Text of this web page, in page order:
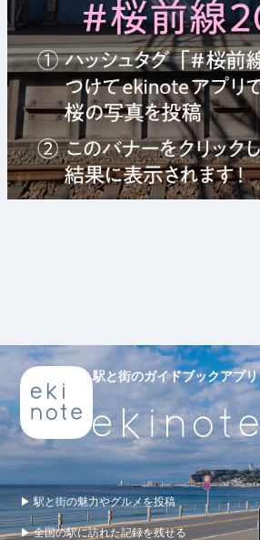
駅と街のガイドブックアプリ
▶ 駅と街の魅力やグルメを投稿
▶ 全国の駅に訪れた記録を残せる